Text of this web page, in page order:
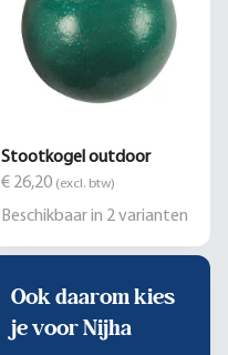
Stootkogel outdoor
€ 26,20 (excl. btw)
Beschikbaar in 2varianten
Ook daarom kies
je voor Nijha